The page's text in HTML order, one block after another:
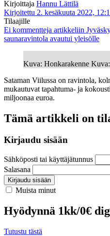
Kirjoittaja Hannu Lättilä
Kirjoitettu 2. kesäkuuta 2022,
Tilaajille
Ei kommentteja artikkeliin
saunaravintola avautui yleisölle
Kuva: Honkarakenne
Sataman Viilussa on ravintola,
mukautuvat tapahtuma- ja
miljoonaa euroa.
Tämä artikkeli on
Kirjaudu sisään
Sähköposti tai käyttäjätunnus
Salasana
Kirjaudu sisään
Muista minut
Hyödynnä 1kk/0€
Tutustu tästä